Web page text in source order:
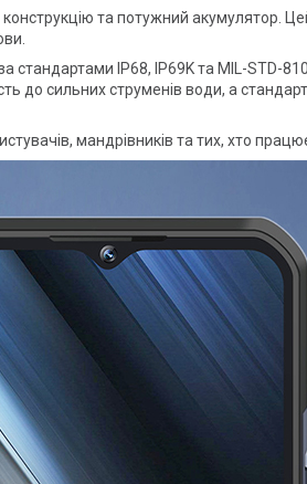
та потужний акумулятор.
IP68, IP69K та MIL-STD-
сильних струменів води, а стандарт
мандрівників та тих, хто